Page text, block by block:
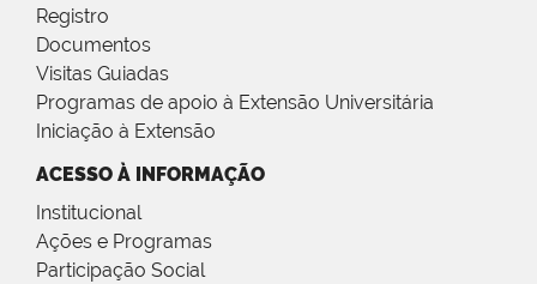
Registro
Documentos
Visitas Guiadas
Programas de apoio à Extensão Universitária
Iniciação à Extensão
ACESSO À INFORMAÇÃO
Institucional
Ações e Programas
Participação Social